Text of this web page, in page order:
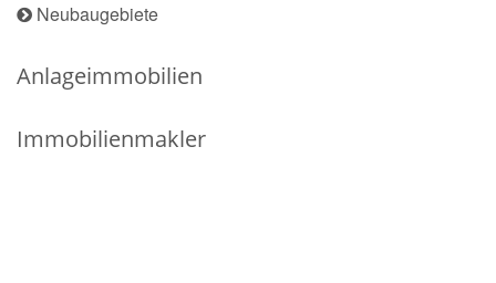
Neubaugebiete
Anlageimmobilien
Immobilienmakler